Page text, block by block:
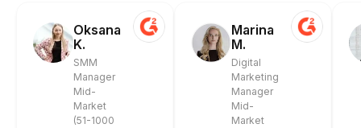
Oksana
K.
SMM
Manager
Mid-
Market
(51-1000
Marina
M.
Digital
Marketing
Manager
Mid-
Market